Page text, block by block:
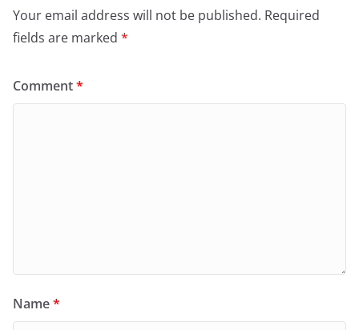
Your email address will not be published. Required
fields are marked *
Comment*
Name*